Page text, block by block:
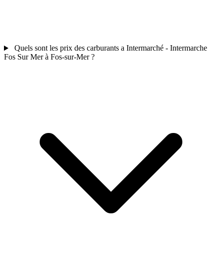
Quels sont les prix des carburants a Intermarché - Intermarche
Fos Sur Mer à Fos-sur-Mer ?